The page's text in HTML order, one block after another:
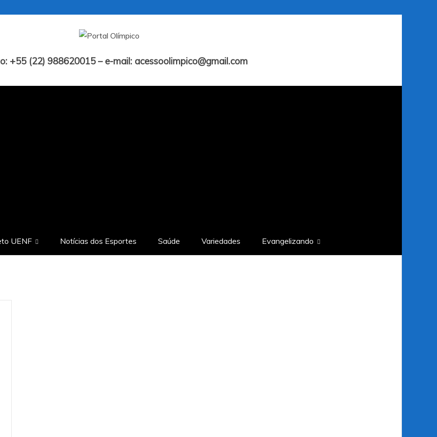
+55 (22) 988620015 – e-mail: acessoolimpico@gmail.com
UENF Notícias dos Esportes Saúde Variedades Evangelizando